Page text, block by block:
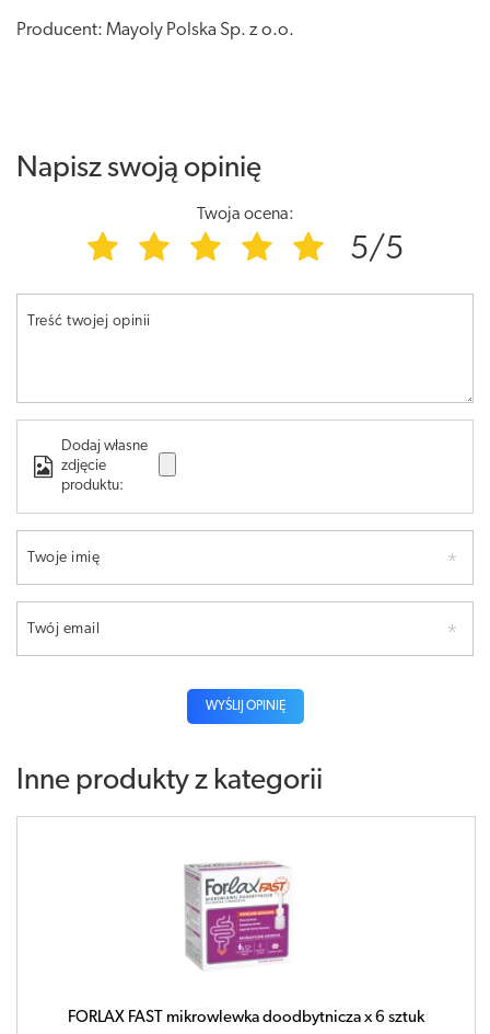
Producent: Mayoly Polska Sp. z o.o.
Napisz swoją opinię
Twoja ocena:
5/5
Treść twojej opinii
Dodaj własne
zdjęcie
produktu:
Twoje imię
Twój email
WYŚLIJ OPINIĘ
Inne produkty z kategorii
FORLAX FAST mikrowlewka doodbytnicza x 6 sztuk